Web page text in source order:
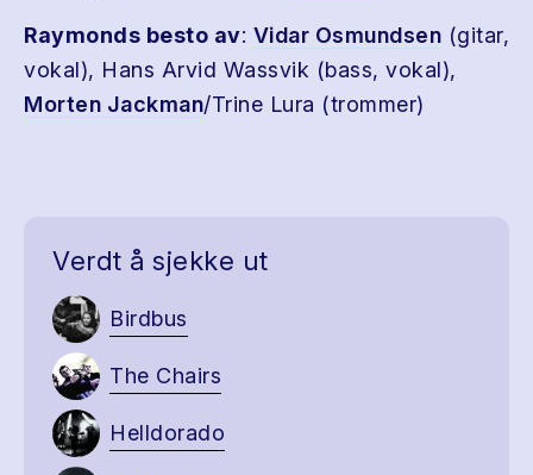
Raymonds besto av: Vidar Osmundsen (gitar,
vokal), Hans Arvid Wassvik (bass, vokal),
Morten Jackman/Trine Lura (trommer)
Verdt å sjekke ut
Birdbus
The Chairs
Helldorado